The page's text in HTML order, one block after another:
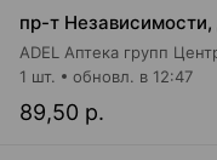
ADEL Аптека групп
89,50 р.
1 шт. обновл. в 12:47